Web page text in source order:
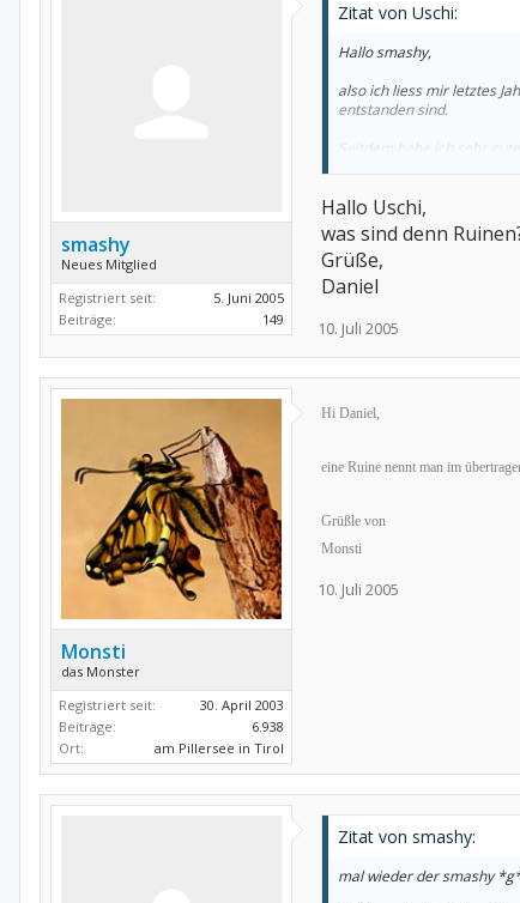
smashy
Neues Mitglied
Registriert seit:
5. Juni 2005
Beiträge:
149
Zitat von Uschi:
Hallo smashy,
also ich liess mir letztes
entstanden sind.
Seitdem habe ich sehr
Druckschmerzen mehr,
Pumpkin
Hallo Uschi,
was sind denn
Grüße,
Daniel
10. Juli 2005
Monsti
das Monster
Registriert seit:
30. April 2003
Beiträge:
6.938
Ort:
am Pillersee in Tirol
Hi Daniel,
eine Ruine nennt man im
Grüßle von
Monsti
10. Juli 2005
Zitat von smashy:
mal wieder der smashy